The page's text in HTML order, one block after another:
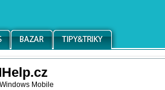
Mobile